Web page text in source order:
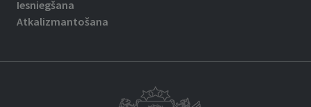
Iesniegšana
Atkalizmantošana